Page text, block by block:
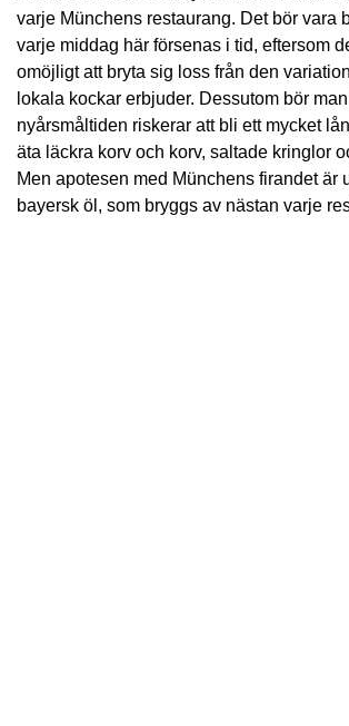
varje Münchens restaurang. Det bör vara
varje middag här försenas i tid, eftersom
omöjligt att bryta sig loss från den
lokala kockar erbjuder. Dessutom bör
nyårsmåltiden riskerar att bli ett mycket
äta läckra korv och korv, saltade kringlor
Men apotesen med Münchens firandet är
bayersk öl, som bryggs av nästan varje